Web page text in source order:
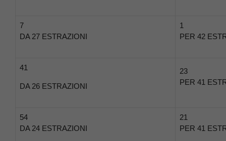
7
DA 27 ESTRAZIONI
1
PER 42
41
DA 26 ESTRAZIONI
23
PER 41
54
DA 24 ESTRAZIONI
21
PER 41